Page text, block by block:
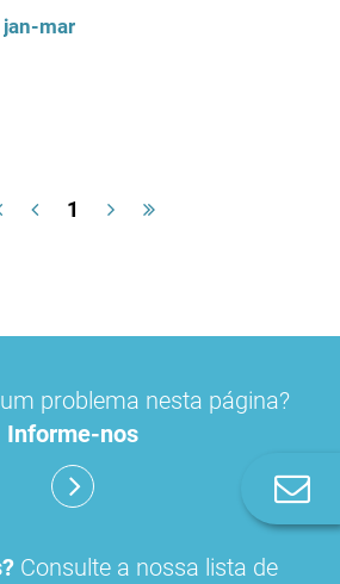
jan-mar
1
problema nesta página?
Informe-nos
Consulte a nossa lista de